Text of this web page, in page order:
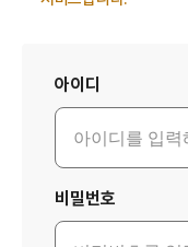
아이디
비밀번호